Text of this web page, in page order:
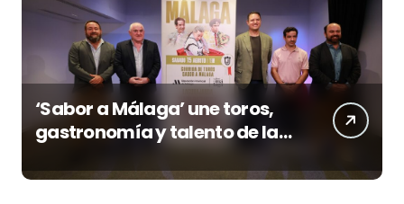
‘Sabor a Málaga’ une toros,
gastronomía y talento de la
tierra en La Malagueta